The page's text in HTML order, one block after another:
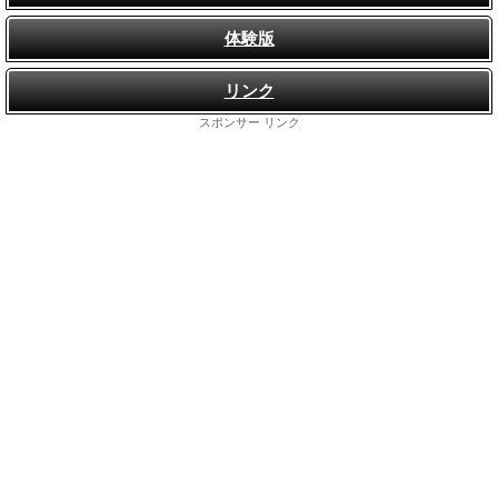
体験版
リンク
スポンサー リンク